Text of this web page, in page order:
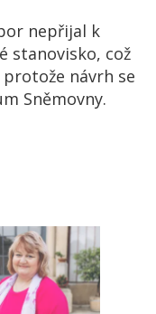
nepřijal k
stanovisko, což
návrh se
Sněmovny.